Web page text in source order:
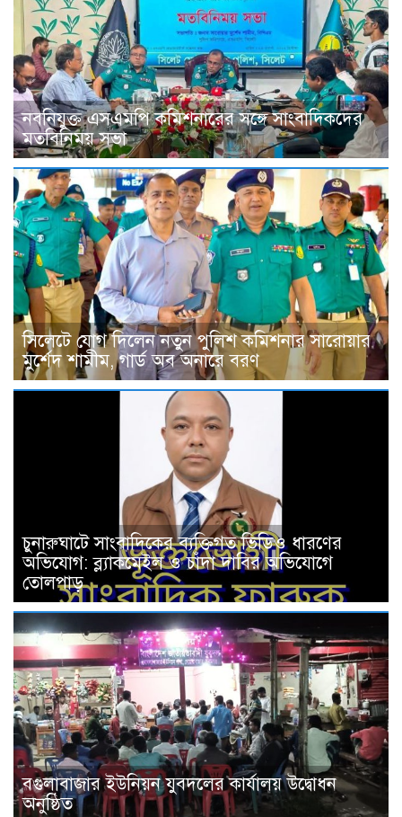
নবনিযুক্ত এসএমপি কমিশনারের সঙ্গে সাংবাদিকদের
মতবিনিময় সভা
সিলেটে যোগ দিলেন নতুন পুলিশ কমিশনার সারোয়ার
মুর্শেদ শামীম, গার্ড অব অনারে বরণ
চুনারুঘাটে সাংবাদিকের ব্যক্তিগত ভিডিও ধারণের
অভিযোগ: ব্ল্যাকমেইল ও চাঁদা দাবির অভিযোগে
তোলপাড়
বগুলাবাজার ইউনিয়ন যুবদলের কার্যালয় উদ্বোধন
অনুষ্ঠিত